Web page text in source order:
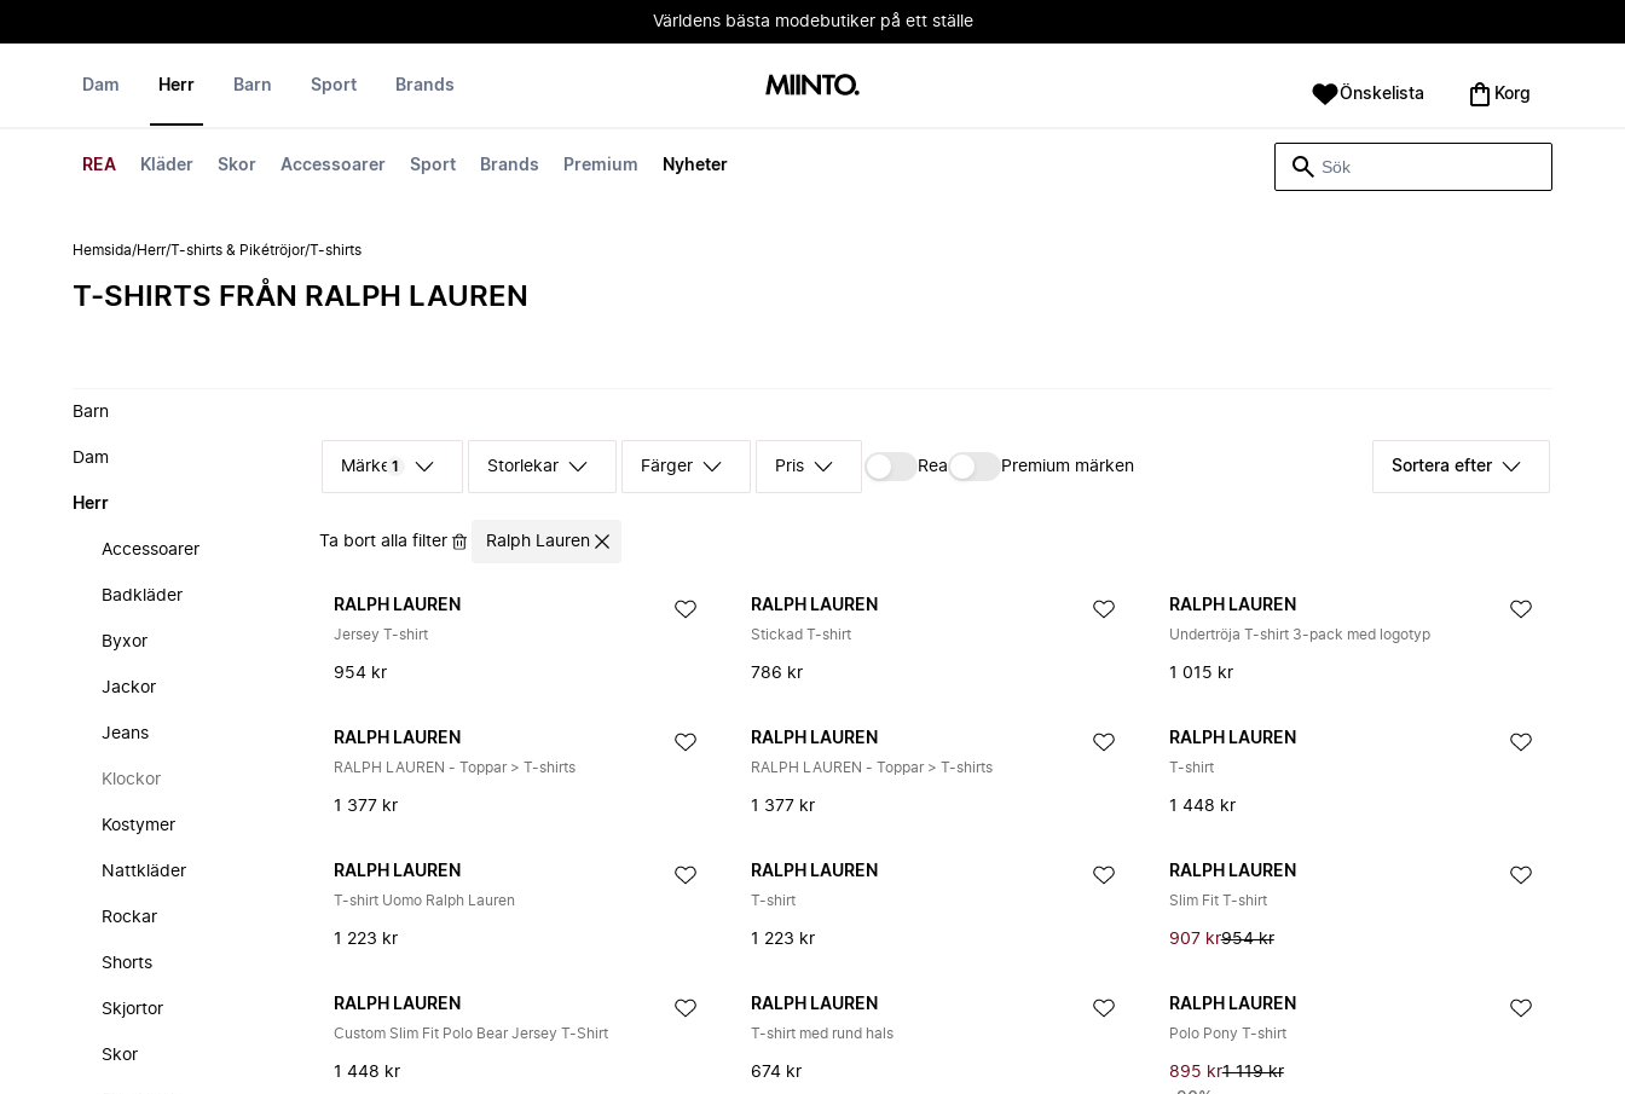
Världens bästa modebutiker på ett ställe
Dam Herr
REA Kläder Skor Accessoarer Sport Brands Premium Nyheter
Barn Sport Brands Önskelista Korg
Hemsida/Herr/T-shirts & Pikétröjor/T-shirts
T-SHIRTS FRÅN RALPH LAUREN
Barn
Dam
Herr
Accessoarer
Badkläder
Byxor
Jackor
Jeans
Klockor
Kostymer
Nattkläder
Rockar
Shorts
Skjortor
Skor
Märke 1 Storlekar Färger Pris Rea Premium märken Sortera efter
Ta bort alla filter Ralph Lauren
RALPH LAUREN
Jersey T-shirt
954 kr
RALPH LAUREN
Stickad T-shirt
786 kr
RALPH LAUREN
Undertröja T-shirt 3-pack med logotyp
1 015 kr
RALPH LAUREN
RALPH LAUREN - Toppar > T-shirts
1 377 kr
RALPH LAUREN
RALPH LAUREN - Toppar > T-shirts
1 377 kr
RALPH LAUREN
T-shirt
1 448 kr
RALPH LAUREN
T-shirt Uomo Ralph Lauren
1 223 kr
RALPH LAUREN
T-shirt
1 223 kr
RALPH LAUREN
Slim Fit T-shirt
907 kr954 kr
RALPH LAUREN
Custom Slim Fit Polo Bear Jersey T-Shirt
1 448 kr
RALPH LAUREN
T-shirt med rund hals
674 kr
RALPH LAUREN
Polo Pony T-shirt
895 kr1 119 kr